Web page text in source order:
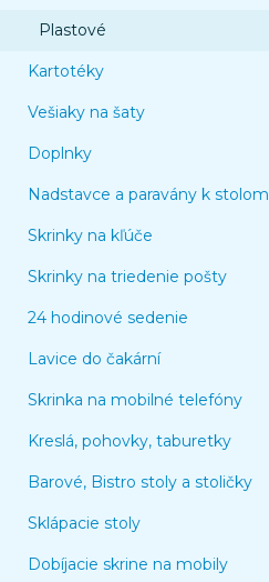
Plastové
Kartotéky
Vešiaky na šaty
Doplnky
Nadstavce a paravány k stolom
Skrinky na kľúče
Skrinky na triedenie pošty
24 hodinové sedenie
Lavice do čakární
Skrinka na mobilné telefóny
Kreslá, pohovky, taburetky
Barové, Bistro stoly a stoličky
Sklápacie stoly
Dobíjacie skrine na mobily